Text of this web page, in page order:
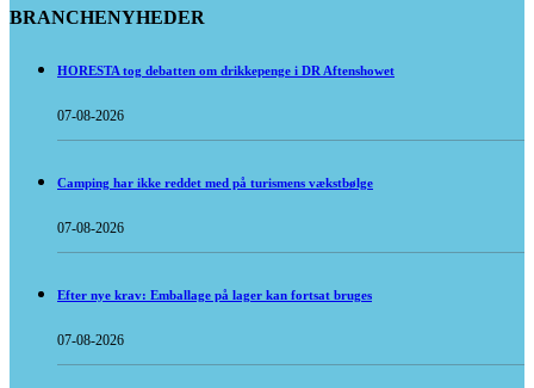
BRANCHENYHEDER
HORESTA tog debatten om drikkepenge i DR Aftenshowet
07-08-2026
Camping har ikke reddet med på turismens vækstbølge
07-08-2026
Efter nye krav: Emballage på lager kan fortsat bruges
07-08-2026